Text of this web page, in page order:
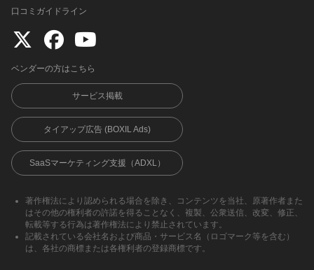
口コミガイドライン
ベンダーの方はこちら
サービス掲載
タイアップ広告 (BOXIL Ads)
SaaSマーケティング支援（ADXL）
著作権法により認められる場合を除き、コンテンツを当社、原著作者また
はその他の権利者の許諾を得ることなく、複製、公衆送信、改変、修正、
転載等する行為は著作権法により禁止されています。
記載されている会社名および商品・サービス名（ロゴマーク等を含む）
は、各社の商標または各権利者の登録商標です。